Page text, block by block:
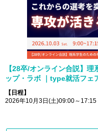
【28卒/オンライン合説】
ップ・ラボ ｜type就活フェ
【日程】
2026年10月3日(土)09:00～17:15